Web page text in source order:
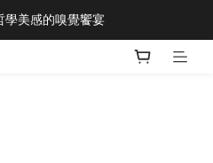
學美感的嗅覺饗宴